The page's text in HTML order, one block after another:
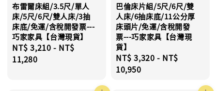
布雷爾床組/3.5尺/單人
床/5尺/6尺/雙人床/3抽
床底/免運/含稅開發票---
巧家家具【台灣現貨】
Regular
price
NT$ 3,210 - NT$
11,280
巴倫床片組/5尺/6尺/雙
人床/6抽床底/11公分厚
床頭片/免運/含稅開發
票---巧家家具【台灣現
貨】
Regular
price
NT$ 3,320 - NT$
10,950